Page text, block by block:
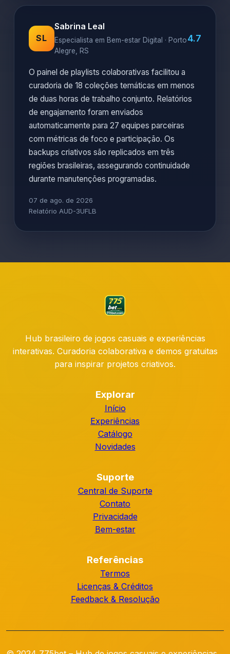
SL
Sabrina Leal
Especialista em Bem-estar Digital · Porto
Alegre, RS
4.7
O painel de playlists colaborativas facilitou a
curadoria de 18 coleções temáticas em menos
de duas horas de trabalho conjunto. Relatórios
de engajamento foram enviados
automaticamente para 27 equipes parceiras
com métricas de foco e participação. Os
backups criativos são replicados em três
regiões brasileiras, assegurando continuidade
durante manutenções programadas.
07 de ago. de 2026
Relatório AUD-3UFLB
Hub brasileiro de jogos casuais e experiências
interativas. Curadoria colaborativa e demos gratuitas
para inspirar projetos criativos.
Explorar
Início
Experiências
Catálogo
Novidades
Suporte
Central de Suporte
Contato
Privacidade
Bem-estar
Referências
Termos
Licenças & Créditos
Feedback & Resolução